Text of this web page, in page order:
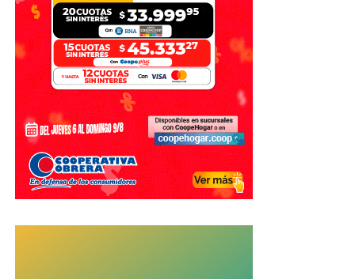
realizar los controles correspondientes para garantizar
que los bienes ingresados con estos beneficios sean
utilizados exclusivamente para los fines previstos en la
organización de los Juegos.
Con información de El Litoral